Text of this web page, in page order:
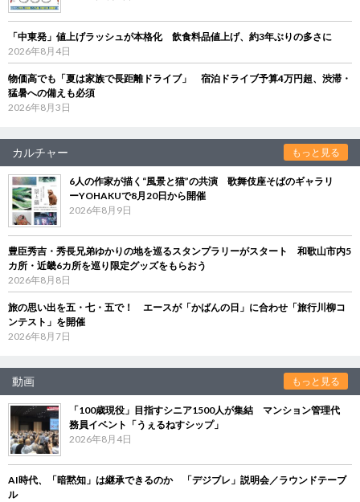
「中東発」値上げラッシュが本格化 飲食料品値上げ、約3年ぶりの多さに
2026年8月4日
物価高でも「夏は家族で長距離ドライブ」 宿泊ドライブ予算4万円超、渋滞・
猛暑への備えも必須
2026年8月3日
カルチャー もっと見る
6人の作家が描く“風景と猫”の共演 歌舞伎座そばのギャラリ
ーYOHAKUで8月20日から開催
2026年8月9日
豊臣秀吉・秀長兄弟ゆかりの地を巡るスタンプラリーがスタート 和歌山市内5
カ所・近畿6カ所を巡り限定グッズをもらおう
2026年8月8日
旅の思い出を五・七・五で！ エースが「かばんの日」に合わせ「旅行川柳コ
ンテスト」を開催
2026年8月7日
動画 もっと見る
「100歳現役」目指すシニア1500人が集結 マンション管理代
務員イベント「うぇるねすシップ」
2026年8月4日
AI時代、「暗黙知」は継承できるのか 「デジブレ」説明会／ラウンドテーブ
ル